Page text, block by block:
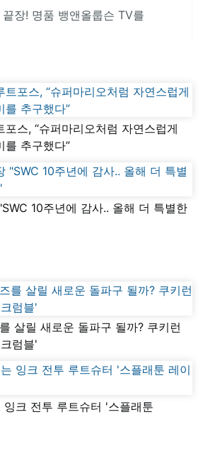
장! 명품 뱅앤올룹슨 TV를
스, “슈퍼마리오처럼 자연스럽게
를 추구했다”
10주년에 감사.. 올해 더 특별한
살릴 새로운 돌파구 될까? 쿠키런
럼블'
크 전투 루트슈터 '스플래툰